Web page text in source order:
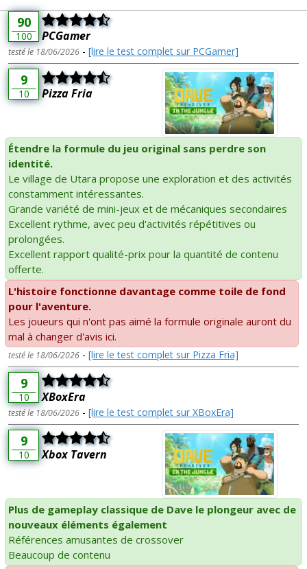
90
100 PCGamer
testé le 18/06/2026 - [lire le test complet sur PCGamer]
9
10 Pizza Fria
Étendre la formule du jeu original sans perdre son
identité.
Le village de Utara propose une exploration et des activités
constamment intéressantes.
Grande variété de mini-jeux et de mécaniques secondaires
Excellent rythme, avec peu d'activités répétitives ou
prolongées.
Excellent rapport qualité-prix pour la quantité de contenu
offerte.
L'histoire fonctionne davantage comme toile de fond
pour l'aventure.
Les joueurs qui n'ont pas aimé la formule originale auront du
mal à changer d'avis ici.
testé le 18/06/2026 - [lire le test complet sur Pizza Fria]
9
10 XBoxEra
testé le 18/06/2026 - [lire le test complet sur XBoxEra]
9
10 Xbox Tavern
Plus de gameplay classique de Dave le plongeur avec de
nouveaux éléments également
Références amusantes de crossover
Beaucoup de contenu